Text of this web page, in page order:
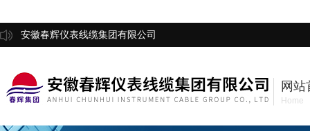
安徽春辉仪表线缆集团有限公司
网站
Home